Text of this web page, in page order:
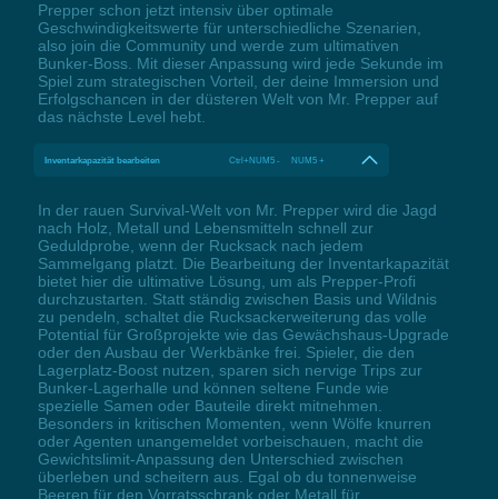
Prepper schon jetzt intensiv über optimale
Geschwindigkeitswerte für unterschiedliche Szenarien,
also join die Community und werde zum ultimativen
Bunker-Boss. Mit dieser Anpassung wird jede Sekunde im
Spiel zum strategischen Vorteil, der deine Immersion und
Erfolgschancen in der düsteren Welt von Mr. Prepper auf
das nächste Level hebt.
Inventarkapazität bearbeiten Ctrl+NUM5 - NUM5 +
In der rauen Survival-Welt von Mr. Prepper wird die Jagd
nach Holz, Metall und Lebensmitteln schnell zur
Geduldprobe, wenn der Rucksack nach jedem
Sammelgang platzt. Die Bearbeitung der Inventarkapazität
bietet hier die ultimative Lösung, um als Prepper-Profi
durchzustarten. Statt ständig zwischen Basis und Wildnis
zu pendeln, schaltet die Rucksackerweiterung das volle
Potential für Großprojekte wie das Gewächshaus-Upgrade
oder den Ausbau der Werkbänke frei. Spieler, die den
Lagerplatz-Boost nutzen, sparen sich nervige Trips zur
Bunker-Lagerhalle und können seltene Funde wie
spezielle Samen oder Bauteile direkt mitnehmen.
Besonders in kritischen Momenten, wenn Wölfe knurren
oder Agenten unangemeldet vorbeischauen, macht die
Gewichtslimit-Anpassung den Unterschied zwischen
überleben und scheitern aus. Egal ob du tonnenweise
Beeren für den Vorratsschrank oder Metall für